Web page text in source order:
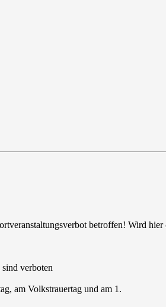
betroffen! Wird
verboten
am Volkstrauertag und am 1.